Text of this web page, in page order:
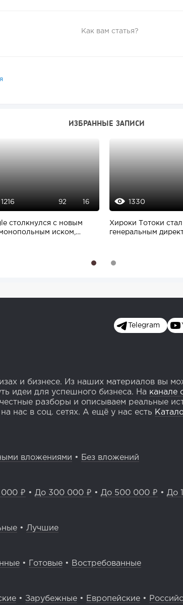
Как вам статья?
ИЗБРАННЫЕ ЗАПИСИ
1216 92 16
столкнулся с новым
иском,
1330
Хироки Тотоки
генеральным
2
Telegram
и бизнесе. Из наших материалов вы
идеи для успешного бизнеса. На канале
разборы и описываем реальные
нас в соц. сетях. А ещё у нас есть
вложениями • Без вложений
₽ • До 300 000 ₽ • До 500 000 ₽ • До
• Лучшие
• Готовые • Востребованные
• Зарубежные • Европейские •